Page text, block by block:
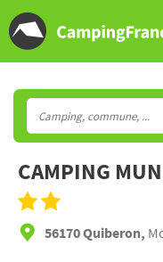
CAMPING
56170 Quiberon,